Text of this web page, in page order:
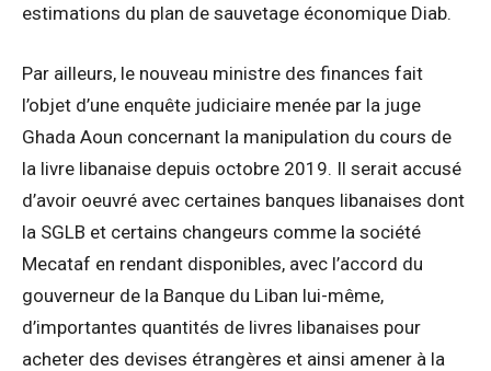
estimations du plan de sauvetage économique Diab.
Par ailleurs, le nouveau ministre des finances fait
l’objet d’une enquête judiciaire menée par la juge
Ghada Aoun concernant la manipulation du cours de
la livre libanaise depuis octobre 2019. Il serait accusé
d’avoir oeuvré avec certaines banques libanaises dont
la SGLB et certains changeurs comme la société
Mecataf en rendant disponibles, avec l’accord du
gouverneur de la Banque du Liban lui-même,
d’importantes quantités de livres libanaises pour
acheter des devises étrangères et ainsi amener à la